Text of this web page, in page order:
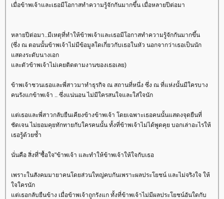
เมื่อข้าพเจ้าและเธอมีโอกาสทำความรู้จักกันมากขึ้น เมื่อหลายปีต่อมา
หลายปีต่อมา..มีเหตุที่ทำให้ข้าพเจ้าและเธอมีโอกาสทำความรู้จักกันมากขึ้น
(ซึ่ง ณ ตอนนั้นข้าพเจ้าไม่มีข้อมูลใดเกี่ยวกับเธอในหัว นอกจากว่าเธอเป็นนัก
แสดงระดับนางเอก
และตัวข้าพเจ้าไม่เคยติดตามงานของเธอเลย)
ข้าพเจ้าชวนเธอและพี่สาวมาทำธุรกิจ ณ สถานที่หนึ่ง ซึ่ง ณ ที่แห่งนั้นมีใครบาง
คนรังแกข้าพเจ้า .. ซึ่งแน่นอน ไม่มีใครสนใจและใส่ใจนัก
แต่เธอและพี่สาวกลับยืนเคียงข้างข้าพเจ้า โดยเฉพาะเธอคนนั้นแสดงจุดยืนที่
ชัดเจน ไม่ยอมคุยทักทายกับใครคนนั้น ทั้งที่ข้าพเจ้าไม่ได้พูดคุย บอกเล่าอะไรให้
เธอรู้ด้วยซ้ำ
นั่นคือ สิ่งที่"ซื้อใจ"ข้าพเจ้า และทำให้ข้าพเจ้าให้ใจกับเธอ
เพราะในสังคมมายาคนโดยส่วนใหญ่คบกันเพราะผลประโยชน์ และไม่จริงใจ ให้
ใจใครนัก
แต่เธอกลับยืนข้าง เมื่อข้าพเจ้าถูกรังแก ทั้งที่ข้าพเจ้าไม่มีผลประโยชน์อันใดกับ